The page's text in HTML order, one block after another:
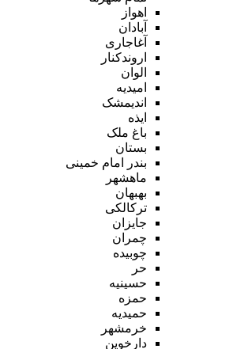
اهواز
آبادان
آغاجاری
اروندکنار
الوان
امیدیه
اندیمشک
ایذه
باغ ملک
بستان
بندر امام خمینی
ماهشهر
بهبهان
ترکالکی
جایزان
چمران
چوبیده
حر
حسینیه
حمزه
حمیدیه
خرمشهر
دارخوین